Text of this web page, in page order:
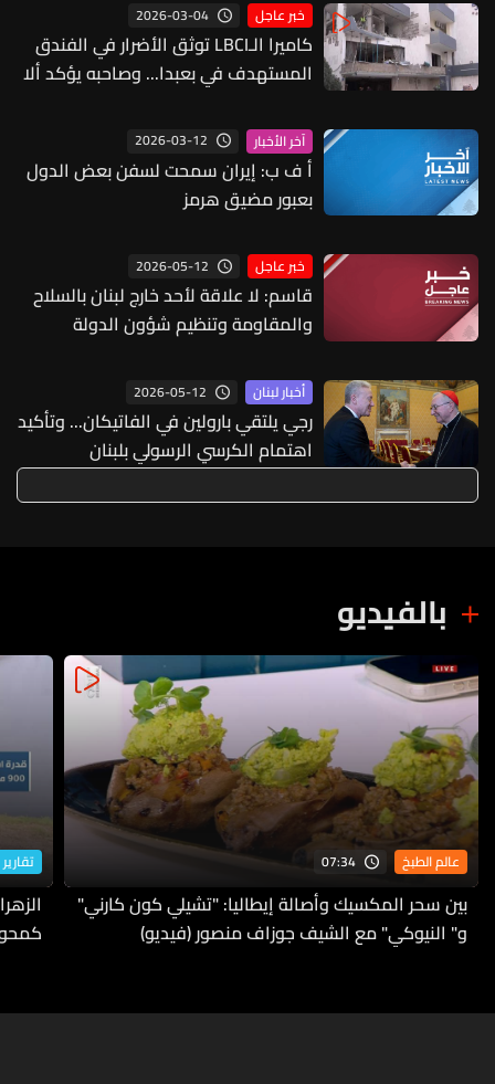
خبر عاجل 2026-03-04
كاميرا الـLBCI توثق الأضرار في الفندق
المستهدف في بعبدا... وصاحبه يؤكد ألا
آخر الأخبار 2026-03-12
أ ف ب: إيران سمحت لسفن بعض الدول
بعبور مضيق هرمز
خبر عاجل 2026-05-12
قاسم: لا علاقة لأحد خارج لبنان بالسلاح
والمقاومة وتنظيم شؤون الدولة
داخلية وليست جزءًا من التفاوض مع
العدو فبعد أن يُحقق لبنان النقاط
الخمس يرتب وضعه الداخلي باستراتيجية
الأمن الوطني
أخبار لبنان 2026-05-12
رجي يلتقي بارولين في الفاتيكان... وتأكيد
اهتمام الكرسي الرسولي بلبنان
بالفيديو
عالم الطبخ 07:34
بين سحر المكسيك وأصالة إيطاليا: "تشيلي كون كارني"
و" النيوكي" مع الشيف جوزاف منصور (فيديو)